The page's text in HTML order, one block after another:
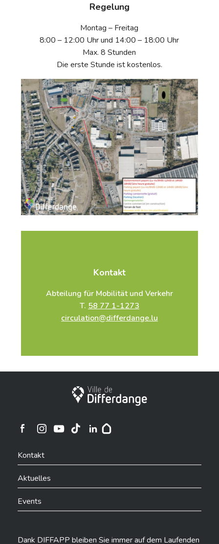
Regelung
Montag – Freitag
8:00 – 12:00 Uhr und 14:00 – 18:00 Uhr
Max. 8 Stunden
Die erste Stunde ist kostenlos.
Kontakt
Abteilung für Mobilität und Verkehr
T. 58 77 1-1273
circulation@differdange.lu
Stadt Differdingen
Ville de Differdange sur Instagram
Kontakt
Aktuelles
Events
Dank DIFFAPP bleiben Sie immer auf dem Laufenden